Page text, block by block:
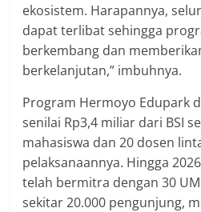
ekosistem. Harapannya,
dapat terlibat sehingga
berkembang dan
berkelanjutan,” imbuhnya.
Program Hermoyo Edupark
senilai Rp3,4 miliar dari BSI
mahasiswa dan 20 dosen
pelaksanaannya. Hingga
telah bermitra dengan 30
sekitar 20.000 pengunjung,